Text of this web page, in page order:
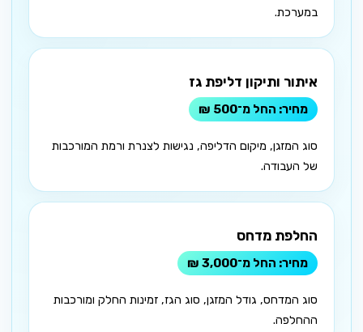
במערכת.
איתור ותיקון דליפת גז
החל מ־500 ₪
סוג המזגן, מיקום הדליפה, נגישות לצנרת ורמת המורכבות
של העבודה.
החלפת מדחס
החל מ־3,000 ₪
סוג המדחס, גודל המזגן, סוג הגז, זמינות החלק ומורכבות
ההחלפה.